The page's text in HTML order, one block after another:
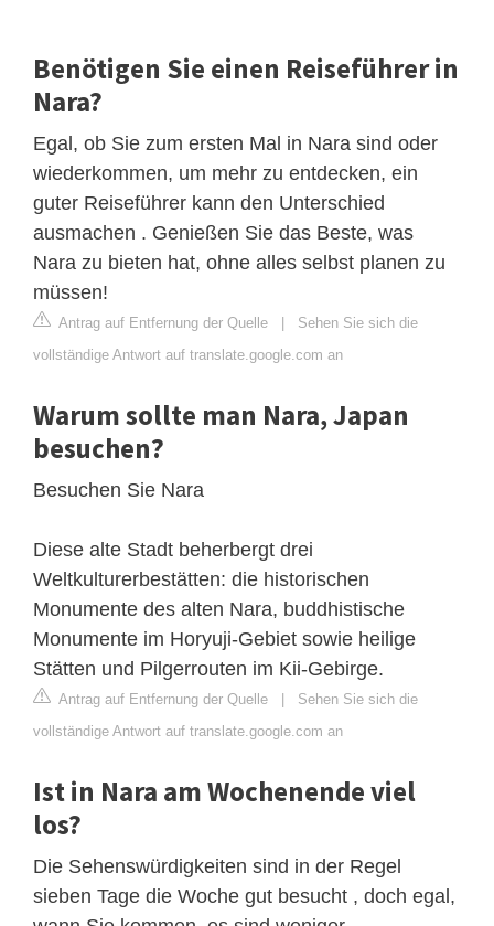
Benötigen Sie einen Reiseführer in
Nara?
Egal, ob Sie zum ersten Mal in Nara sind oder
wiederkommen, um mehr zu entdecken, ein
guter Reiseführer kann den Unterschied
ausmachen . Genießen Sie das Beste, was
Nara zu bieten hat, ohne alles selbst planen zu
müssen!
Antrag auf Entfernung der Quelle | Sehen Sie sich die
vollständige Antwort auf translate.google.com an
Warum sollte man Nara, Japan
besuchen?
Besuchen Sie Nara
Diese alte Stadt beherbergt drei
Weltkulturerbestätten: die historischen
Monumente des alten Nara, buddhistische
Monumente im Horyuji-Gebiet sowie heilige
Stätten und Pilgerrouten im Kii-Gebirge.
Antrag auf Entfernung der Quelle | Sehen Sie sich die
vollständige Antwort auf translate.google.com an
Ist in Nara am Wochenende viel
los?
Die Sehenswürdigkeiten sind in der Regel
sieben Tage die Woche gut besucht , doch egal,